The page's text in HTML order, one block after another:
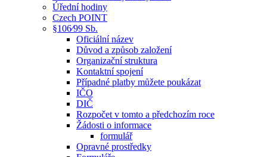
Úřední hodiny
Czech POINT
§106⁄99 Sb.
Oficiální název
Důvod a způsob založení
Organizační struktura
Kontaktní spojení
Případné platby můžete poukázat
IČO
DIČ
Rozpočet v tomto a předchozím roce
Žádosti o informace
formulář
Opravné prostředky